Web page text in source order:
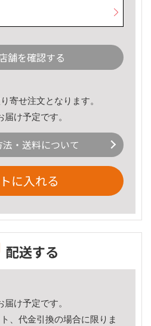
舗を確認する
寄せ注文となります。
届け予定です。
・送料について
に入れる
配送する
届け予定です。
、代金引換の場合に限りま